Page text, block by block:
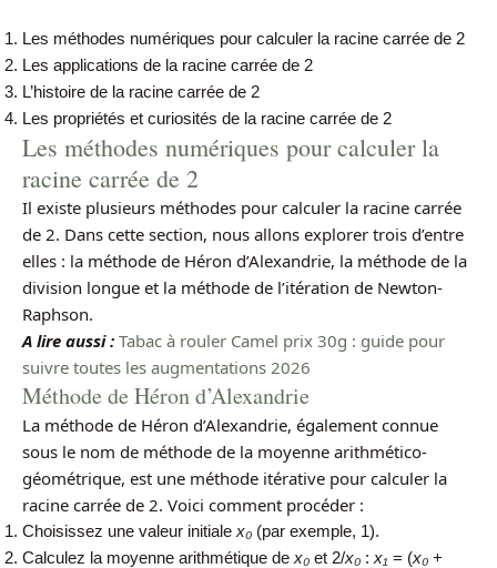
Les méthodes numériques pour calculer la racine carrée de 2
Les applications de la racine carrée de 2
L’histoire de la racine carrée de 2
Les propriétés et curiosités de la racine carrée de 2
Les méthodes numériques pour calculer la
racine carrée de 2
Il existe plusieurs méthodes pour calculer la racine carrée
de 2. Dans cette section, nous allons explorer trois d’entre
elles : la méthode de Héron d’Alexandrie, la méthode de la
division longue et la méthode de l’itération de Newton-
Raphson.
A lire aussi : Tabac à rouler Camel prix 30g : guide pour
suivre toutes les augmentations 2026
Méthode de Héron d’Alexandrie
La méthode de Héron d’Alexandrie, également connue
sous le nom de méthode de la moyenne arithmético-
géométrique, est une méthode itérative pour calculer la
racine carrée de 2. Voici comment procéder :
Choisissez une valeur initiale x₀ (par exemple, 1).
Calculez la moyenne arithmétique de x₀ et 2/x₀ : x₁ = (x₀ +